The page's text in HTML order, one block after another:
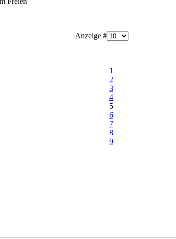
Anzeige #
1
2
3
4
5
6
7
8
9